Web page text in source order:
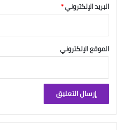
البريد الإلكتروني*
الموقع الإلكتروني